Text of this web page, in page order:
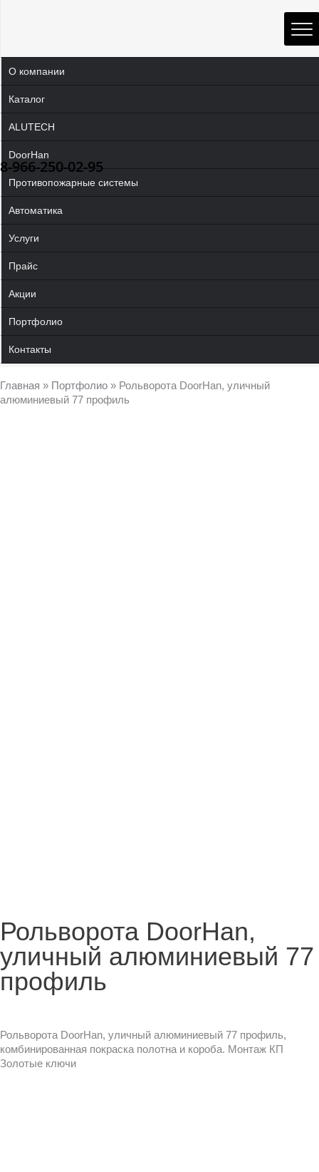
О компании
Каталог
ALUTECH
DoorHan
Противопожарные системы
Автоматика
Услуги
Прайс
Акции
Портфолио
Контакты
8-966-250-02-95
Главная » Портфолио » Рольворота DoorHan, уличный
алюминиевый 77 профиль
Рольворота DoorHan,
уличный алюминиевый 77
профиль
Рольворота DoorHan, уличный алюминиевый 77 профиль,
комбинированная покраска полотна и короба. Монтаж КП
Золотые ключи